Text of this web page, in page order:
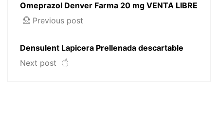
Omeprazol Denver Farma 20 mg VENTA LIBRE
Previous post
Densulent Lapicera Prellenada descartable
Next post